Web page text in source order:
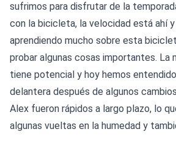
sufrimos para disfrutar de la
con la bicicleta, la velocidad está ahí
aprendiendo mucho sobre esta
probar algunas cosas importantes.
tiene potencial y hoy hemos
delantera después de algunos
Alex fueron rápidos a largo plazo, lo
algunas vueltas en la humedad y